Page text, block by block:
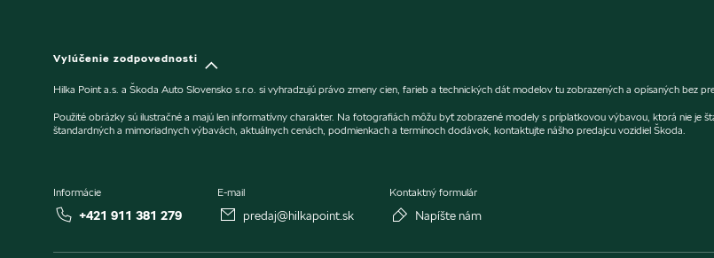
Vylúčenie zodpovednosti
Hilka Point a.s. a Škoda Auto Slovensko s.r.o. si vyhradzujú právo zmeny cien, farieb a technických dát modelov tu zobrazených a opísaných bez
Použité obrázky sú ilustračné a majú len informatívny charakter. Na fotografiách môžu byť zobrazené modely s príplatkovou výbavou, ktorá nie je
štandardných a mimoriadnych výbavách, aktuálnych cenách, podmienkach a termínoch dodávok, kontaktujte nášho predajcu vozidiel Škoda.
Informácie
+421 911 381 279
E-mail
predaj@hilkapoint.sk
Kontaktný formulár
Napíšte nám